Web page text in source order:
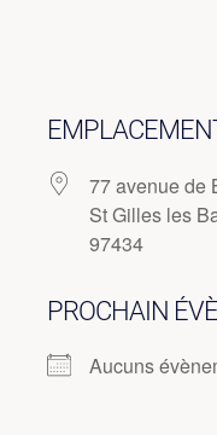
77 avenue de
St Gilles les
97434
PROCHAIN
Aucuns